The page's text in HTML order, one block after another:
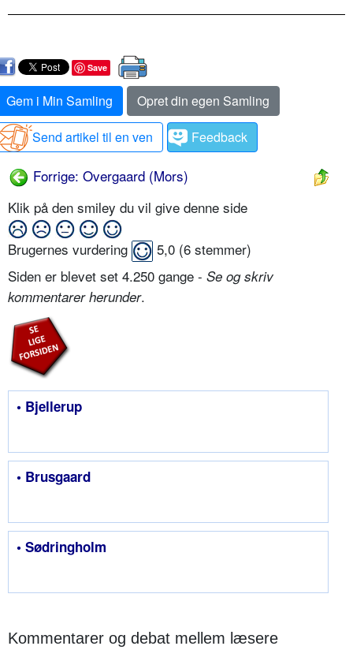
Save
Gem i Min Samling
Opret din egen Samling
Send artikel til en ven
Feedback
Forrige: Overgaard (Mors)
Klik på den smiley du vil give denne side
Brugernes vurdering 5,0 (6 stemmer)
Siden er blevet set 4.250 gange - Se og skriv
kommentarer herunder.
• Bjellerup
• Brusgaard
• Sødringholm
Kommentarer og debat mellem læsere